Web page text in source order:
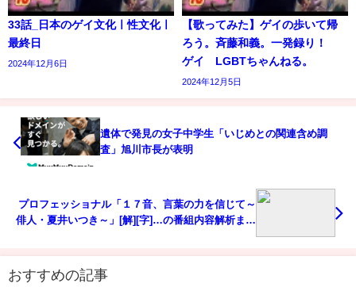
33話_日本のゲイ文化ㅣ性文化ㅣ
最終日
2024年12月6日
【歌ってみた】ゲイの歩いて帰
ろう。斉藤和義。一発録り！
ゲイ LGBTちゃんねる。
2024年12月5日
遺体で発見の女子中学生「いじめとの関連含め調
査」旭川市長が表明
プロフェッショナル「１７音、言葉の力を信じて～
俳人・夏井いつき～」[解][字]…の番組内容解析まと
おすすめの記事